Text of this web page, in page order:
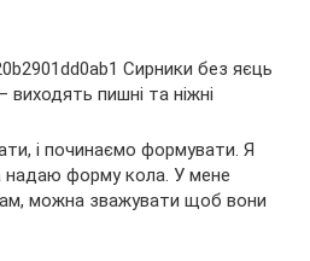
і починаємо формувати. Я
надаю форму кола. У мене
можна зважувати щоб вони